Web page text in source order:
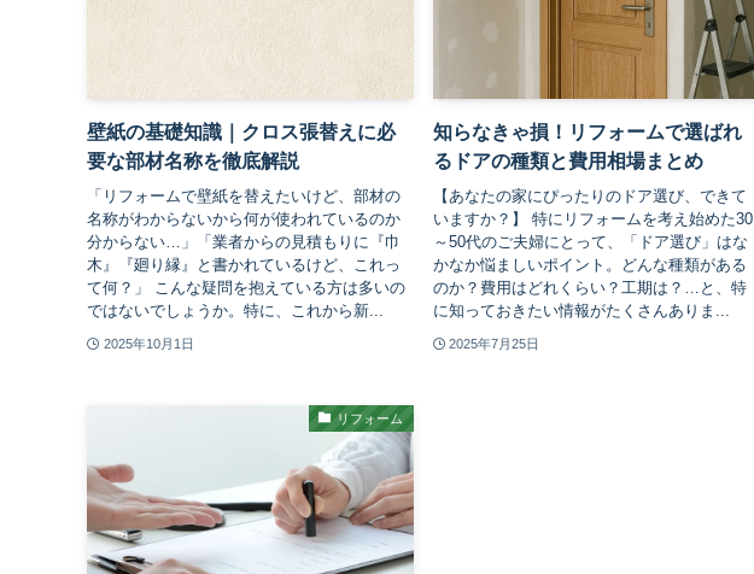
壁紙の基礎知識｜クロス張替えに必
要な部材名称を徹底解説
「リフォームで壁紙を替えたいけど、部材の
名称がわからないから何が使われているのか
分からない…」「業者からの見積もりに『巾
木』『廻り縁』と書かれているけど、これっ
て何？」 こんな疑問を抱えている方は多いの
ではないでしょうか。特に、これから新...
2025年10月1日
知らなきゃ損！リフォームで選ばれ
るドアの種類と費用相場まとめ
【あなたの家にぴったりのドア選び、できて
いますか？】 特にリフォームを考え始めた30
～50代のご夫婦にとって、「ドア選び」はな
かなか悩ましいポイント。どんな種類がある
のか？費用はどれくらい？工期は？…と、特
に知っておきたい情報がたくさんありま...
2025年7月25日
リフォーム